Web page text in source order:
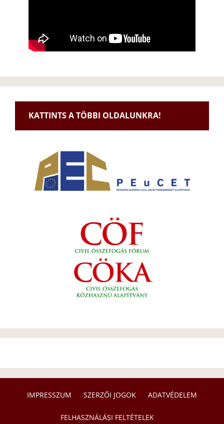
KATTINTS A TÖBBI OLDALUNKRA!
IMPRESSZUM SZERZŐI JOGOK ADATVÉDELEM
FELHASZNÁLÁSI FELTÉTELEK